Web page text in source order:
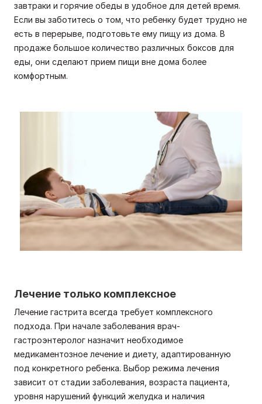
завтраки и горячие обеды в удобное для детей время.
Если вы заботитесь о том, что ребенку будет трудно не
есть в перерыве, подготовьте ему пищу из дома. В
продаже большое количество различных боксов для
еды, они сделают прием пищи вне дома более
комфортным.
Лечение только комплексное
Лечение гастрита всегда требует комплексного
подхода. При начале заболевания врач-
гастроэнтеролог назначит необходимое
медикаментозное лечение и диету, адаптированную
под конкретного ребенка. Выбор режима лечения
зависит от стадии заболевания, возраста пациента,
уровня нарушений функций желудка и наличия